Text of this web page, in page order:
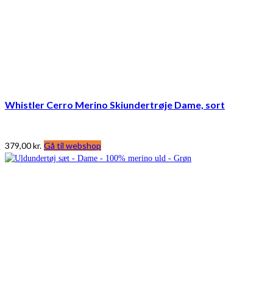
Whistler Cerro Merino Skiundertrøje Dame, sort
379,00kr. Gå til webshop